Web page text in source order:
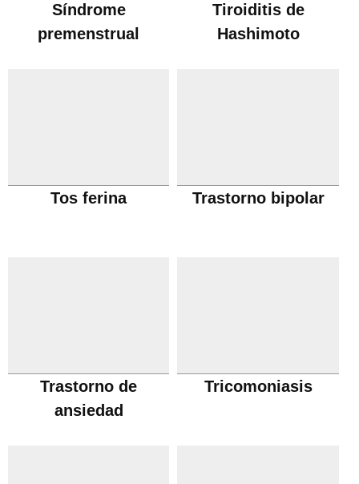
Síndrome
premenstrual
Tiroiditis de
Hashimoto
Tos ferina Trastorno bipolar
Trastorno de
ansiedad
Tricomoniasis